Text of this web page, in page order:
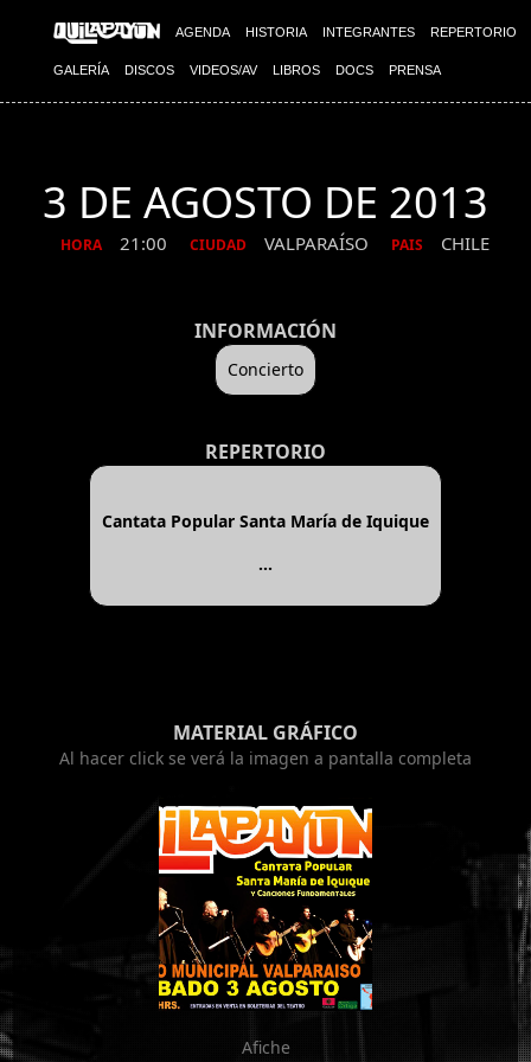
AGENDA HISTORIA INTEGRANTES REPERTORIO
GALERÍA DISCOS VIDEOS/AV LIBROS DOCS PRENSA
3 DE AGOSTO DE 2013
HORA 21:00 CIUDAD VALPARAÍSO PAIS CHILE
INFORMACIÓN
Concierto
REPERTORIO
Cantata Popular Santa María de Iquique
...
MATERIAL GRÁFICO
Al hacer click se verá la imagen a pantalla completa
Afiche